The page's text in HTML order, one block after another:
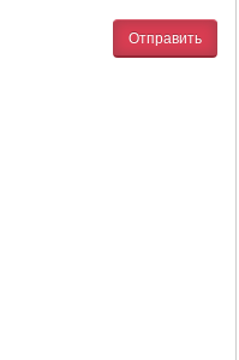
Отправить